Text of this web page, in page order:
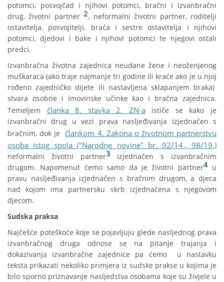
potomci, posvojčad i njihovi potomci, bračni i izvanbračni
drug, životni partner2, neformalni životni partner, roditelji
ostavitelja, posvojitelji, braća i sestre ostavitelja i njihovi
potomci, djedovi i bake i njihovi potomci te njegovi ostali
predci.
Izvanbračna životna zajednica neudane žene i neoženjenog
muškaraca (ako traje najmanje tri godine ili kraće ako je u njoj
rođeno zajedničko dijete ili nastavljena sklapanjem braka)
stvara osobne i imovinske učinke kao i bračna zajednica.
Temeljem članka 8. stavka 2. ZN-aističe se kako je
izvanbračni drug u vezi prava nasljeđivanja izjednačen s
bračnim, dok je člankom 4. Zakona o životnom partnerstvu
osoba istog spola ("Narodne novine" br. 92/14., 98/19.)
neformalni životni partner3 izjednačen s izvanbračnim
drugom. Napomenut ćemo samo da je životni partner4u
pravu nasljeđivanja izjednačen s bračnim drugom, a djeca
nad kojom ima partnersku skrb izjednačena s njegovom
djecom.
Sudska praksa
Najčešće poteškoće koje se pojavljuju glede nasljednog prava
izvanbračnog druga odnose se na pitanje trajanja i
dokazivanja izvanbračne zajednice pa ćemo u nastavku
teksta prikazati nekoliko primjera iz sudske prakse u kojima je
bilo sporno priznavanje nasljedstva osobama koje su živjele u